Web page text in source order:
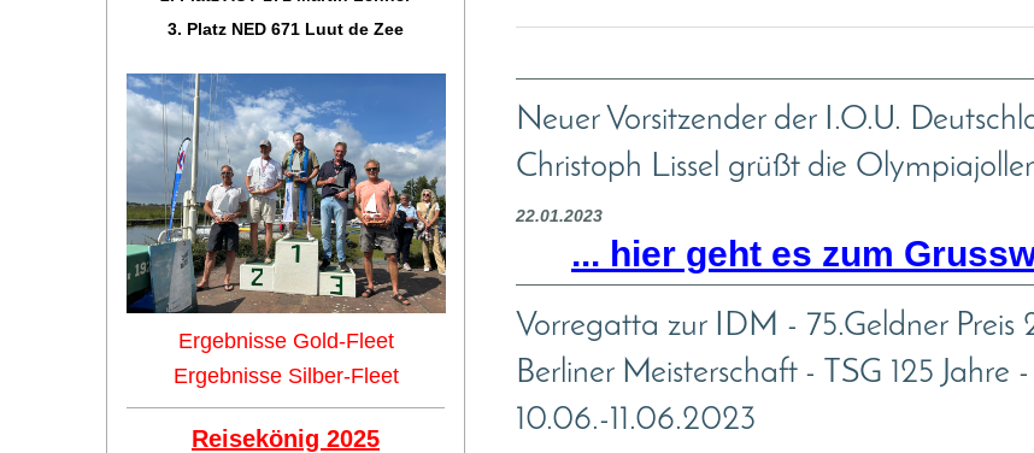
Neuer Vorsitzender der I.O.U.
Christoph Lissel grüßt die
22.01.2023
... hier geht es zum
Vorregatta zur IDM - 75.Geldner Preis
Berliner Meisterschaft - TSG 125 Jahre -
10.06.-11.06.2023
3. Platz NED 671 Luut de Zee
Ergebnisse Gold-Fleet
Ergebnisse Silber-Fleet
Reisekönig 2025